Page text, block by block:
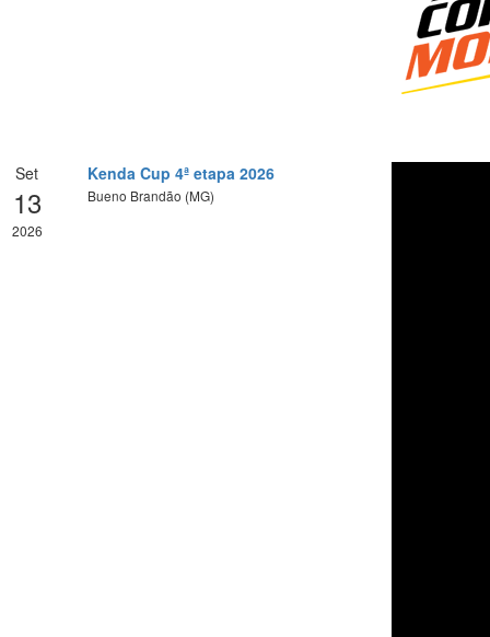
Set
13
2026
Kenda Cup 4ª etapa 2026
Bueno Brandão (MG)